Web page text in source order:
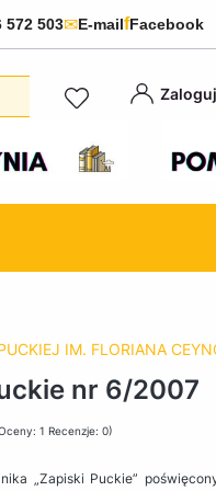
572 503✉E-mailfFacebook
IM. FLORIANA
nr 6/2007
1 Recenzje: 0)
„Zapiski Puckie”